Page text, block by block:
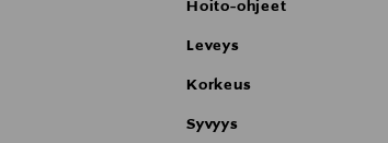
Hoito-ohjeet
Leveys
Korkeus
Syvyys